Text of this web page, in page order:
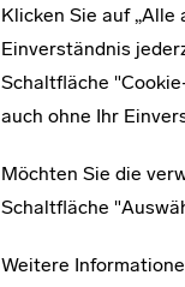
Klicken Sie auf „Alle
Einverständnis
Schaltfläche
auch ohne Ihr
Möchten Sie die
Schaltfläche
Weitere
∙
∙
∙
∙